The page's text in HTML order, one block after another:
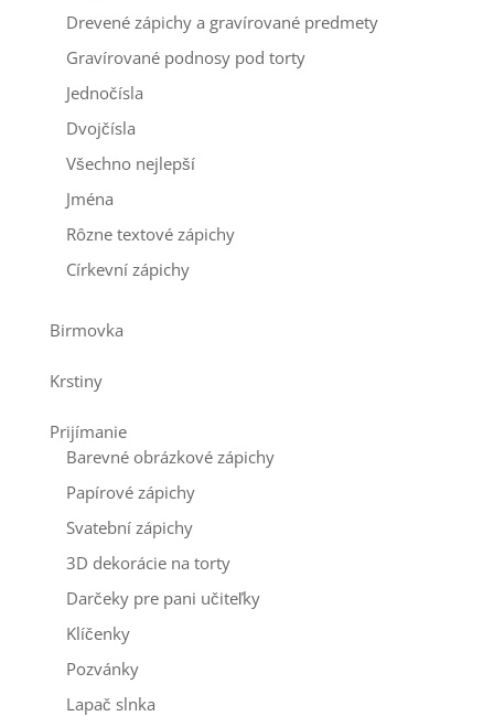
Drevené zápichy a gravírované predmety
Gravírované podnosy pod torty
Jednočísla
Dvojčísla
Všechno nejlepší
Jména
Rôzne textové zápichy
Církevní zápichy
Birmovka
Krstiny
Prijímanie
Barevné obrázkové zápichy
Papírové zápichy
Svatební zápichy
3D dekorácie na torty
Darčeky pre pani učiteľky
Klíčenky
Pozvánky
Lapač slnka